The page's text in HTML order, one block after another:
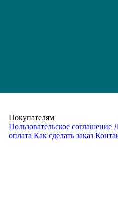
Покупателям
Пользовательское соглашение
оплата Как сделать заказ